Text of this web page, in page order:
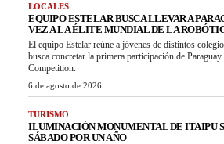
LOCALES
EQUIPO ESTELAR BUSCA LLEVAR A
VEZ A LA ÉLITE MUNDIAL DE LA
El equipo Estelar reúne a jóvenes de distintos
busca concretar la primera participación de
Competition.
6 de agosto de 2026
TURISMO
ILUMINACIÓN MONUMENTAL DE ITAIPU
SÁBADO POR UN AÑO